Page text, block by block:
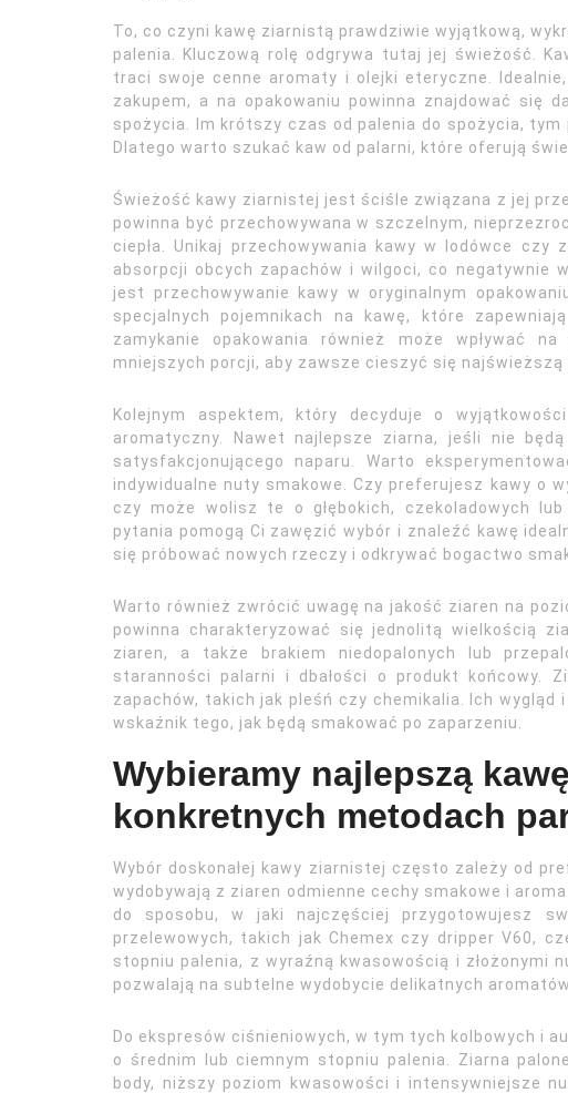
To, co czyni kawę ziarnistą prawdziwie wyjątkową,
palenia. Kluczową rolę odgrywa tutaj jej świeżość.
traci swoje cenne aromaty i olejki eteryczne.
zakupem, a na opakowaniu powinna znajdować się
spożycia. Im krótszy czas od palenia do spożycia, tym
Dlatego warto szukać kaw od palarni, które oferują
Świeżość kawy ziarnistej jest ściśle związana z jej
powinna być przechowywana w szczelnym,
ciepła. Unikaj przechowywania kawy w lodówce
absorpcji obcych zapachów i wilgoci, co negatywnie
jest przechowywanie kawy w oryginalnym
specjalnych pojemnikach na kawę, które
zamykanie opakowania również może wpływać
mniejszych porcji, aby zawsze cieszyć się najświeższą
Kolejnym aspektem, który decyduje o
aromatyczny. Nawet najlepsze ziarna, jeśli nie
satysfakcjonującego naparu. Warto
indywidualne nuty smakowe. Czy preferujesz kawy o
czy może wolisz te o głębokich, czekoladowych
pytania pomogą Ci zawęzić wybór i znaleźć kawę
się próbować nowych rzeczy i odkrywać bogactwo
Warto również zwrócić uwagę na jakość ziaren na
powinna charakteryzować się jednolitą wielkością
ziaren, a także brakiem niedopalonych lub
staranności palarni i dbałości o produkt końcowy.
zapachów, takich jak pleśń czy chemikalia. Ich
wskaźnik tego, jak będą smakować po zaparzeniu.
Wybieramy najlepszą
konkretnych metodach
Wybór doskonałej kawy ziarnistej często zależy od
wydobywają z ziaren odmienne cechy smakowe i
do sposobu, w jaki najczęściej przygotowujesz
przelewowych, takich jak Chemex czy dripper V60,
stopniu palenia, z wyraźną kwasowością i złożonymi
pozwalają na subtelne wydobycie delikatnych
Do ekspresów ciśnieniowych, w tym tych kolbowych i
o średnim lub ciemnym stopniu palenia. Ziarna
body, niższy poziom kwasowości i intensywniejsze